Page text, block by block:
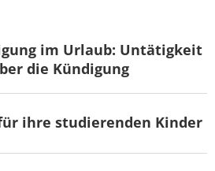
im Urlaub: Untätigkeit
die Kündigung
ihre studierenden Kinder